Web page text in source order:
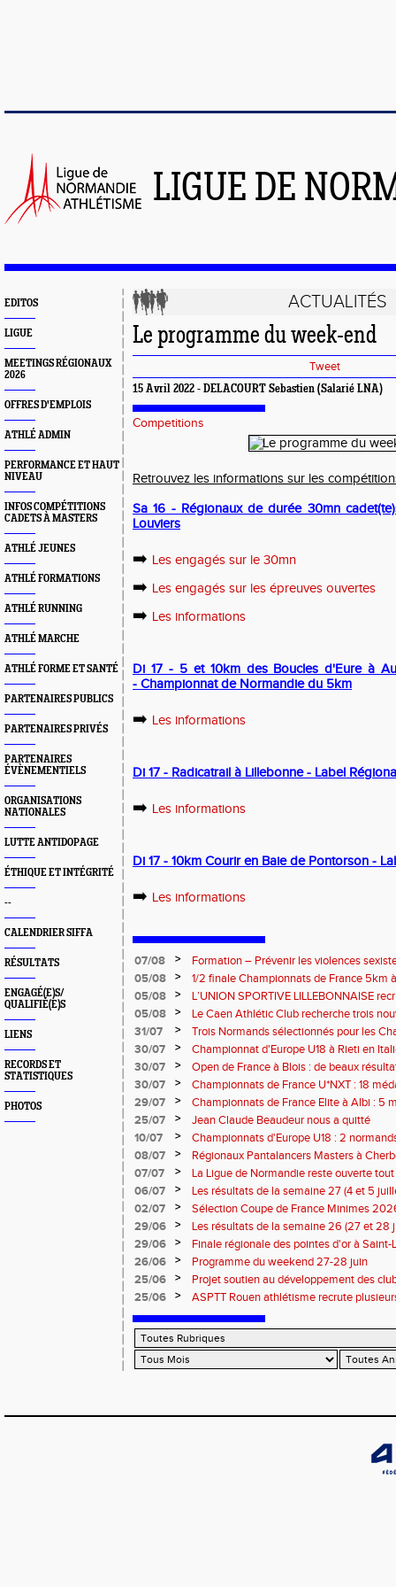
LIGUE DE
EDITOS
LIGUE
MEETINGS RÉGIONAUX
2026
OFFRES D'EMPLOIS
ATHLÉ ADMIN
PERFORMANCE ET HAUT
NIVEAU
INFOS COMPÉTITIONS
CADETS À MASTERS
ATHLÉ JEUNES
ATHLÉ FORMATIONS
ATHLÉ RUNNING
ATHLÉ MARCHE
ATHLÉ FORME ET SANTÉ
PARTENAIRES PUBLICS
PARTENAIRES PRIVÉS
PARTENAIRES
ÉVÈNEMENTIELS
ORGANISATIONS
NATIONALES
LUTTE ANTIDOPAGE
ÉTHIQUE ET INTÉGRITÉ
--
CALENDRIER SIFFA
RÉSULTATS
ENGAGÉ(E)S/
QUALIFIÉ(E)S
LIENS
RECORDS ET
STATISTIQUES
PHOTOS
ACTUALITÉS
Le programme du week-end
Tweet
15 Avril 2022 - DELACOURT Sebastien (Salarié LNA)
Competitions
Retrouvez les informations sur les
Sa 16 - Régionaux de durée 30mn
Louviers
➡️ Les engagés sur le 30mn
➡️ Les engagés sur les épreuves ouvertes
➡️ Les informations
Di 17 - 5 et 10km des Boucles d'Eure à
- Championnat de Normandie du 5km
➡️ Les informations
Di 17 - Radicatrail à Lillebonne - Label
➡️ Les informations
Di 17 - 10km Courir en Baie de Pontorson -
➡️ Les informations
07/08 >
Formation – Prévenir les violences
: le 26 septembre 2026
05/08 >
1/2 finale Championnats de France 5km
13 septembre 2026 : les informations
05/08 >
L’UNION SPORTIVE LILLEBONNAISE
rentrée 2026
05/08 >
Le Caen Athlétic Club recherche trois
civique à compter de septembre 2026
31/07 >
Trois Normands sélectionnés pour les
Eugene !
30/07 >
Championnat d'Europe U18 à Rieti en
normands
30/07 >
Open de France à Blois : de beaux
30/07
>
Championnats de France U*NXT : 18
29/07
>
Championnats de France Elite à Albi : 5
titres !
25/07 >
Jean Claude Beaudeur nous a quitté
10/07
>
Championnats d'Europe U18 : 2
08/07
>
Régionaux Pantalancers Masters à
07/07
>
La Ligue de Normandie reste ouverte tout
06/07
>
Les résultats de la semaine 27 (4 et 5
02/07
>
Sélection Coupe de France Minimes
29/06
>
Les résultats de la semaine 26 (27 et 28
29/06
>
Finale régionale des pointes d'or à
informations
26/06 >
Programme du weekend 27-28 juin
25/06
>
Projet soutien au développement des
25/06
> ASPTT Rouen athlétisme recrute